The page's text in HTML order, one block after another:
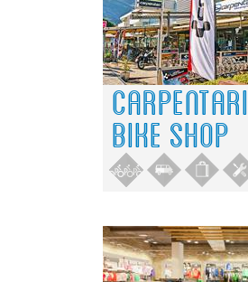
CARPENTARI
BIKE SHOP